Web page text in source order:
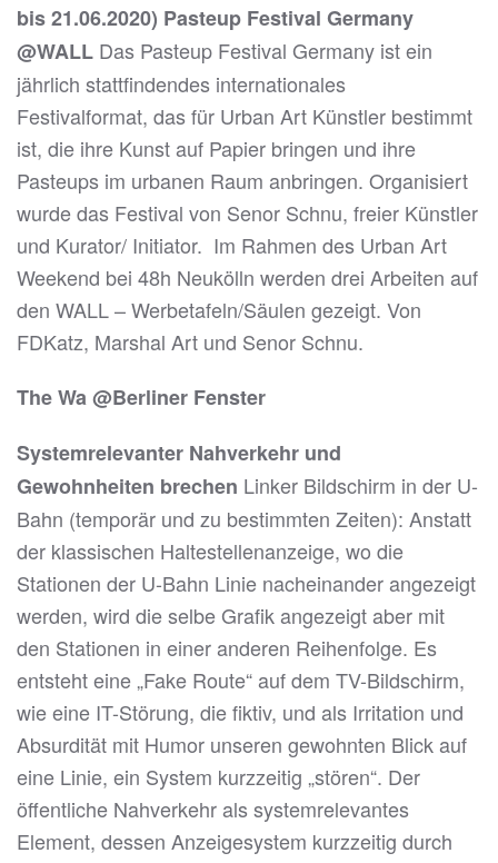
bis 21.06.2020) Pasteup Festival Germany
@WALL Das Pasteup Festival Germany ist ein
jährlich stattfindendes internationales
Festivalformat, das für Urban Art Künstler bestimmt
ist, die ihre Kunst auf Papier bringen und ihre
Pasteups im urbanen Raum anbringen. Organisiert
wurde das Festival von Senor Schnu, freier Künstler
und Kurator/ Initiator. Im Rahmen des Urban Art
Weekend bei 48h Neukölln werden drei Arbeiten auf
den WALL – Werbetafeln/Säulen gezeigt. Von
FDKatz, Marshal Art und Senor Schnu.
The Wa @Berliner Fenster
Systemrelevanter Nahverkehr und
Gewohnheiten brechen Linker Bildschirm in der U-
Bahn (temporär und zu bestimmten Zeiten): Anstatt
der klassischen Haltestellenanzeige, wo die
Stationen der U-Bahn Linie nacheinander angezeigt
werden, wird die selbe Grafik angezeigt aber mit
den Stationen in einer anderen Reihenfolge. Es
entsteht eine „Fake Route“ auf dem TV-Bildschirm,
wie eine IT-Störung, die fiktiv, und als Irritation und
Absurdität mit Humor unseren gewohnten Blick auf
eine Linie, ein System kurzzeitig „stören“. Der
öffentliche Nahverkehr als systemrelevantes
Element, dessen Anzeigesystem kurzzeitig durch